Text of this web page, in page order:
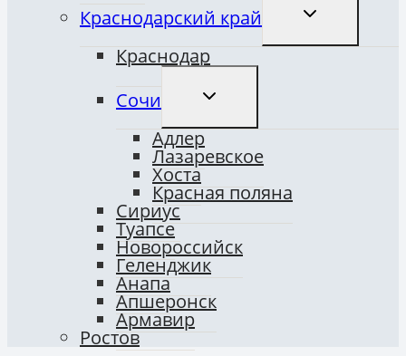
Краснодарский край
ДОЧЕРНЕЕ
Краснодар
Сочи
ПЕРЕКЛЮЧИТЬ
ДОЧЕРНЕЕ
Адлер
Лазаревское
Хоста
Красная поляна
Сириус
Туапсе
Новороссийск
Геленджик
Анапа
Апшеронск
Армавир
Ростов